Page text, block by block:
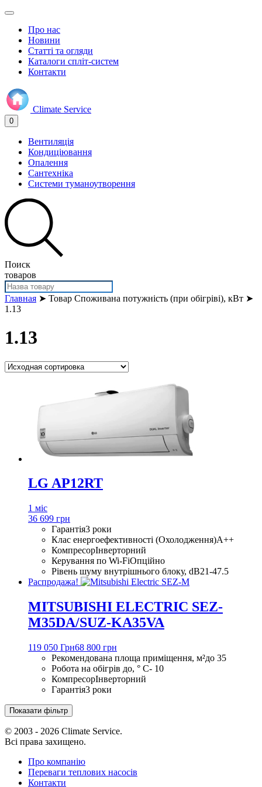
Про нас
Новини
Статті та огляди
Каталоги спліт-систем
Контакти
Climate Service
0
Вентиляція
Кондиціювання
Опалення
Сантехніка
Системи туманоутворення
Поиск
товаров
Главная ➤ Товар Споживана потужність (при обігріві), кВт ➤
1.13
1.13
LG AP12RT
1 міс
36 699 грн
Гарантія3 роки
Клас енергоефективності (Охолодження)A++
КомпресорІнверторний
Керування по Wi-FiОпційно
Рівень шуму внутрішнього блоку, dB21-47.5
Распродажа!
MITSUBISHI ELECTRIC SEZ-
M35DA/SUZ-KA35VA
119 050 Грн68 800 грн
Рекомендована площа приміщення, м²до 35
Робота на обігрів до, ° С- 10
КомпресорІнверторний
Гарантія3 роки
Показати фільтр
© 2003 - 2026 Climate Service.
Всі права захищено.
Про компанію
Переваги теплових насосів
Контакти